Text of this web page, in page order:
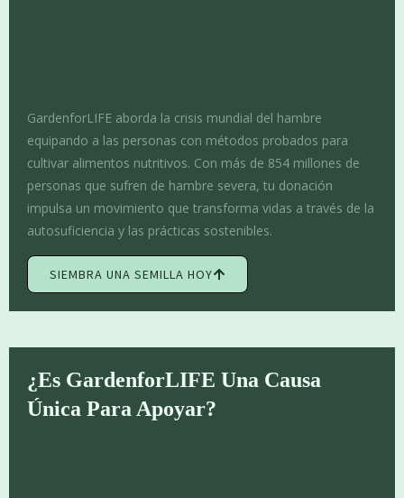
GardenforLIFE aborda la crisis mundial del hambre
equipando a las personas con métodos probados para
cultivar alimentos nutritivos. Con más de 854 millones de
personas que sufren de hambre severa, tu donación
impulsa un movimiento que transforma vidas a través de la
autosuficiencia y las prácticas sostenibles.
SIEMBRA UNA SEMILLA HOY
¿Es GardenforLIFE Una Causa
Única Para Apoyar?